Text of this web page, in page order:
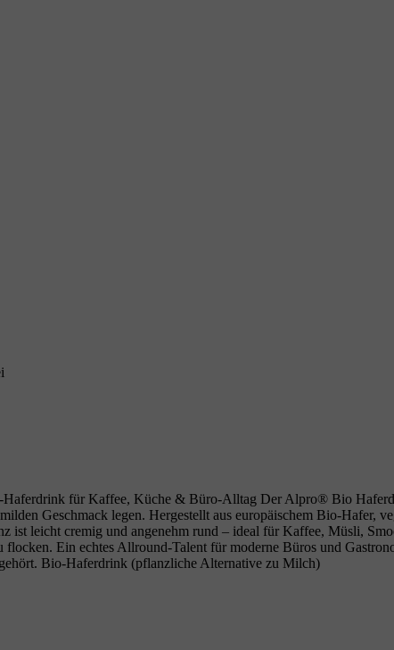
für Kaffee, Küche & Büro‑Alltag Der Alpro® Bio
Geschmack legen. Hergestellt aus europäischem Bio‑Hafer,
ist leicht cremig und angenehm rund – ideal für Kaffee, Müsli,
flocken. Ein echtes Allround‑Talent für moderne Büros und
Bio‑Haferdrink (pflanzliche Alternative zu Milch)